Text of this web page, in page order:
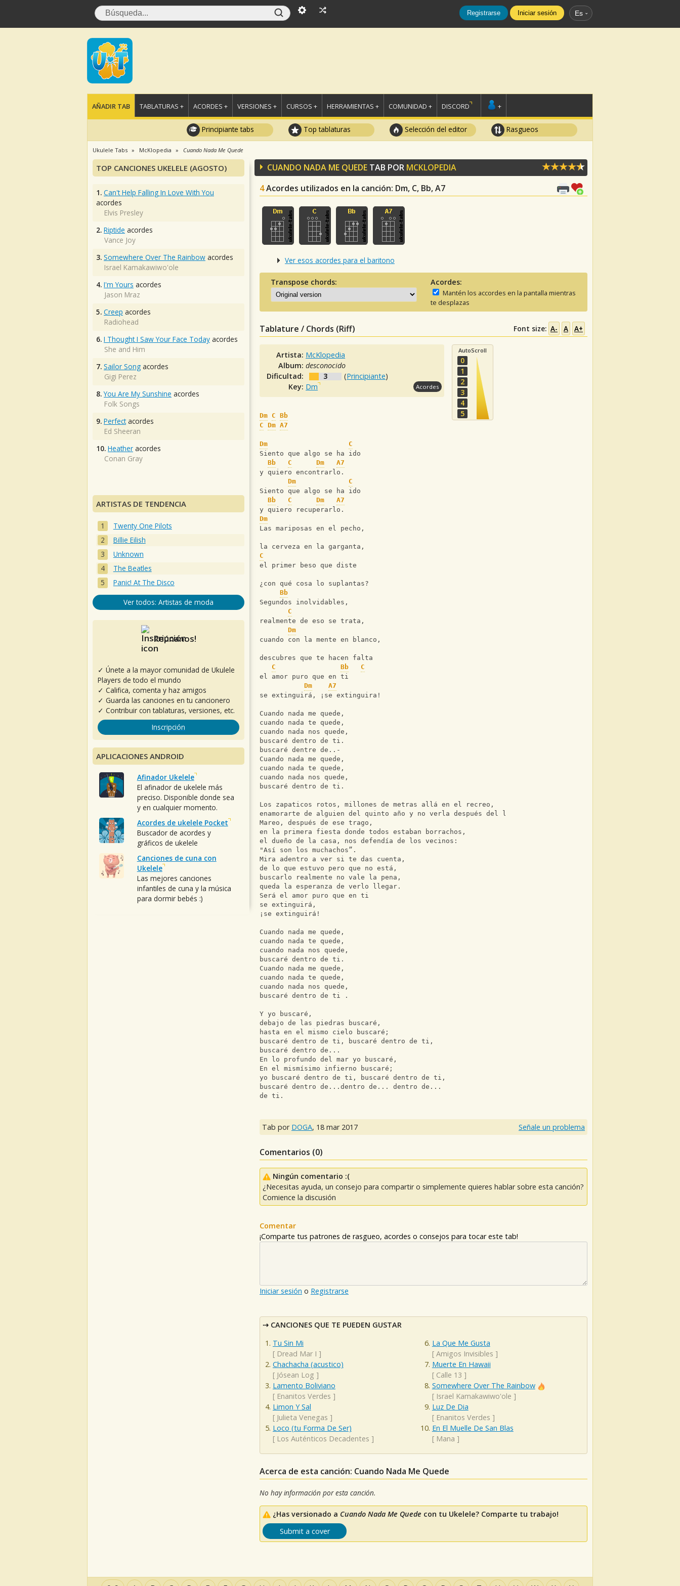
Registrarse Iniciar sesión Es
AÑADIR TAB TABLATURAS + ACORDES + VERSIONES + CURSOS + HERRAMIENTAS + COMUNIDAD + DISCORD +
Principiante tabs Top tablaturas Selección del editor Rasgueos
Ukulele Tabs McKlopedia Cuando Nada Me Quede
CUANDO NADA ME QUEDE TAB POR MCKLOPEDIA
4Acordes utilizados en la canción: Dm, C, Bb, A7
Ver esos acordes para el baritono
Transpose chords: Acordes:
Mantén los accordes en la pantalla mientras
te desplazas
Tablature / Chords (Riff) Font size: A- A A+
Artista: McKlopedia
Album:desconocido
Dificultad:
3 (Principiante)
Key: Dm Acordes
AutoScroll
0
1
2
3
4
5
Dm C Bb
C Dm A7
Dm
C
Siento que algo se ha ido
Bb
C Dm
A7
y quiero encontrarlo.
Dm
C
Siento que algo se ha ido
Bb
C Dm
A7
y quiero recuperarlo.
Dm
Las mariposas en el pecho,
la cerveza en la garganta,
C
el primer beso que diste
¿con qué cosa lo suplantas?
Bb
Segundos inolvidables,
C
realmente de eso se trata,
Dm
cuando con la mente en blanco,
descubres que te hacen falta
C
Bb
C
el amor puro que en ti
Dm
A7
se extinguirá, ¡se extinguira!
Cuando nada me quede,
cuando nada te quede,
cuando nada nos quede,
buscaré dentro de ti.
buscaré dentre de..-
Cuando nada me quede,
cuando nada te quede,
cuando nada nos quede,
buscaré dentro de ti.
Los zapaticos rotos, millones de metras allá en el recreo,
enamorarte de alguien del quinto año y no verla después del liceo.
Mareo, después de ese trago,
en la primera fiesta donde todos estaban borrachos,
el dueño de la casa, nos defendía de los vecinos:
"Así son los muchachos”.
Mira adentro a ver si te das cuenta,
de lo que estuvo pero que no está,
buscarlo realmente no vale la pena,
queda la esperanza de verlo llegar.
Será el amor puro que en ti
se extinguirá,
¡se extinguirá!
Cuando nada me quede,
cuando nada te quede,
cuando nada nos quede,
buscaré dentro de ti.
Cuando nada me quede,
cuando nada te quede,
cuando nada nos quede,
buscaré dentro de ti .
Y yo buscaré,
debajo de las piedras buscaré,
hasta en el mismo cielo buscaré;
buscaré dentro de ti, buscaré dentro de ti,
buscaré dentro de...
En lo profundo del mar yo buscaré,
En el mismísimo infierno buscaré;
yo buscaré dentro de ti, buscaré dentro de ti,
buscaré dentro de...dentro de... dentro de...
de ti.
Tab por DOGA, 18 mar 2017 Señale un problema
Comentarios (0)
Ningún comentario :(
¿Necesitas ayuda, un consejo para compartir o simplemente quieres hablar sobre esta canción?
Comience la discusión
Comentar
¡Comparte tus patrones de rasgueo, acordes o consejos para tocar este tab!
Iniciar sesión o Registrarse
CANCIONES QUE TE PUEDEN GUSTAR
Tu Sin Mi
[ Dread Mar I ]
Chachacha (acustico)
[ Jósean Log ]
Lamento Boliviano
[ Enanitos Verdes ]
Limon Y Sal
[ Julieta Venegas ]
Loco (tu Forma De Ser)
[ Los Auténticos Decadentes ]
La Que Me Gusta
[ Amigos Invisibles ]
Muerte En Hawaii
[ Calle 13 ]
Somewhere Over The Rainbow
[ Israel Kamakawiwo'ole ]
Luz De Dia
[ Enanitos Verdes ]
En El Muelle De San Blas
[ Mana ]
Acerca de esta canción: Cuando Nada Me Quede
No hay información por esta canción.
¿Has versionado a Cuando Nada Me Quede con tu Ukelele? Comparte tu trabajo!
Submit a cover
TOP CANCIONES UKELELE (AGOSTO)
1. Can't Help Falling In Love With You
acordes
Elvis Presley
2. Riptide acordes
Vance Joy
3. Somewhere Over The Rainbow acordes
Israel Kamakawiwo'ole
4. I'm Yours acordes
Jason Mraz
5. Creep acordes
Radiohead
6. I Thought I Saw Your Face Today acordes
She and Him
7. Sailor Song acordes
Gigi Perez
8. You Are My Sunshine acordes
Folk Songs
9. Perfectacordes
Ed Sheeran
10. Heather acordes
Conan Gray
ARTISTAS DE TENDENCIA
Twenty One Pilots
Billie Eilish
Unknown
The Beatles
Panic! At The Disco
Ver todos: Artistas de moda
Reúnanos!
✓ Únete a la mayor comunidad de Ukulele
Players de todo el mundo
✓ Califica, comenta y haz amigos
✓ Guarda las canciones en tu cancionero
✓ Contribuir con tablaturas, versiones, etc.
Inscripción
APLICACIONES ANDROID
Afinador Ukelele
El afinador de ukelele más
preciso. Disponible donde sea
y en cualquier momento.
Acordes de ukelele Pocket
Buscador de acordes y
gráficos de ukelele
Canciones de cuna con
Ukelele
Las mejores canciones
infantiles de cuna y la música
para dormir bebés :)